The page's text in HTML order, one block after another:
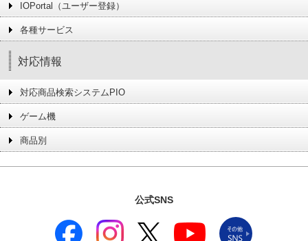
IOPortal（ユーザー登録）
各種サービス
対応情報
対応商品検索システムPIO
ゲーム機
商品別
公式SNS